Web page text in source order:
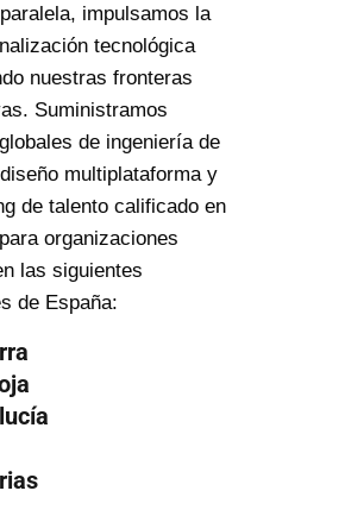
impulsamos la
tecnológica
nuestras fronteras
Suministramos
de ingeniería de
multiplataforma y
de talento calificado en
organizaciones
las siguientes
de España: